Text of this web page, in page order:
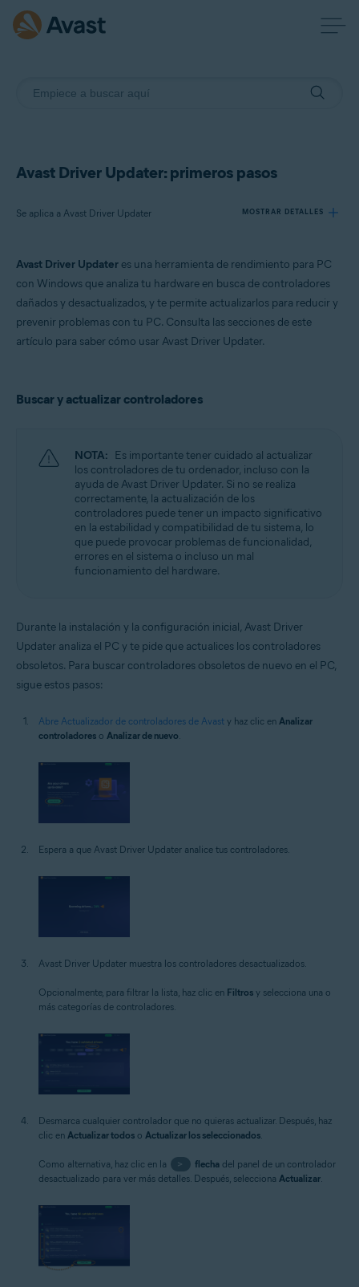
Avast Driver Updater: primeros pasos
Se aplica a Avast Driver Updater MOSTRAR DETALLES
Sistemas operativos:
Avast Driver Updater es una herramienta de rendimiento para PC
con Windows que analiza tu hardware en busca de controladores
dañados y desactualizados, y te permite actualizarlos para reducir y
prevenir problemas con tu PC. Consulta las secciones de este
artículo para saber cómo usar Avast Driver Updater.
Buscar y actualizar controladores
NOTA: Es importante tener cuidado al actualizar
los controladores de tu ordenador, incluso con la
ayuda de Avast Driver Updater. Si no se realiza
correctamente, la actualización de los
controladores puede tener un impacto significativo
en la estabilidad y compatibilidad de tu sistema, lo
que puede provocar problemas de funcionalidad,
errores en el sistema o incluso un mal
funcionamiento del hardware.
Durante la instalación y la configuración inicial, Avast Driver
Updater analiza el PC y te pide que actualices los controladores
obsoletos. Para buscar controladores obsoletos de nuevo en el PC,
sigue estos pasos:
Abre Actualizador de controladores de Avast y haz clic en Analizar
controladores o Analizar de nuevo.
Espera a que Avast Driver Updater analice tus controladores.
Avast Driver Updater muestra los controladores desactualizados.
Opcionalmente, para filtrar la lista, haz clic en Filtros y selecciona una o
más categorías de controladores.
Desmarca cualquier controlador que no quieras actualizar. Después, haz
clic en Actualizar todos o Actualizar los seleccionados
Como alternativa, haz clic en la > flechadel panel de un controlador
desactualizado para ver más detalles. Después, selecciona Actualizar